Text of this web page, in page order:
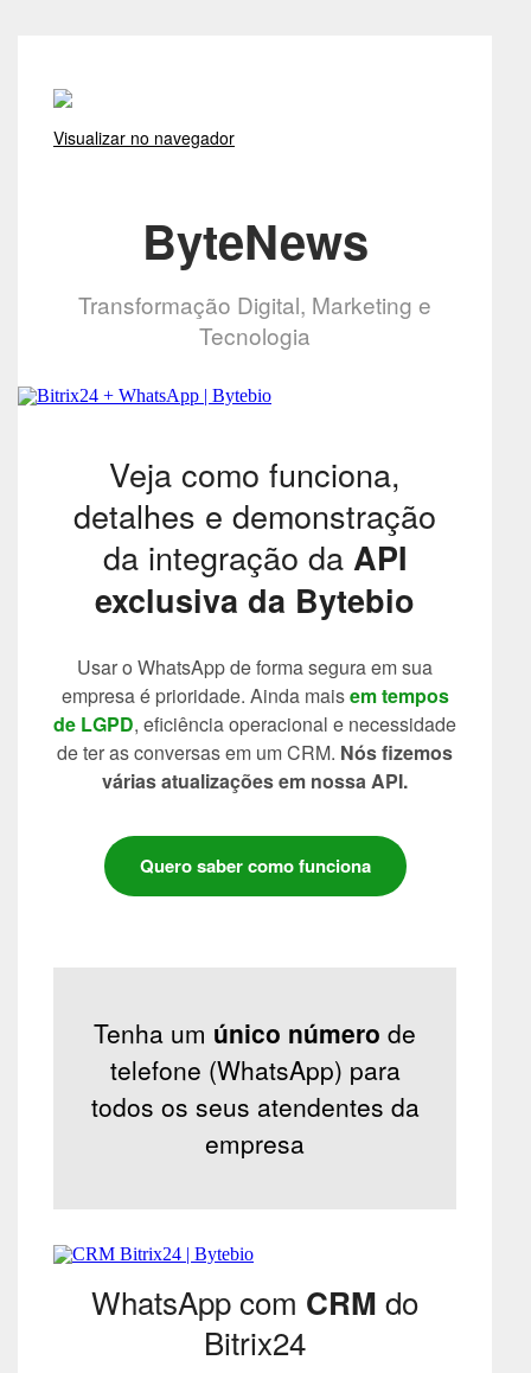
Visualizar no navegador
ByteNews
Transformação Digital, Marketing e
Tecnologia
Veja como funciona,
detalhes e demonstração
da integração da API
exclusiva da Bytebio
Usar o WhatsApp de forma segura em sua
empresa é prioridade. Ainda maisem tempos
de LGPD, eficiência operacional e necessidade
de ter as conversas em um CRM. Nós fizemos
várias atualizações em nossa API.
Quero saber como funciona
Tenha um único número de
telefone (WhatsApp) para
todos os seus atendentes da
empresa
WhatsApp com CRM do
Bitrix24